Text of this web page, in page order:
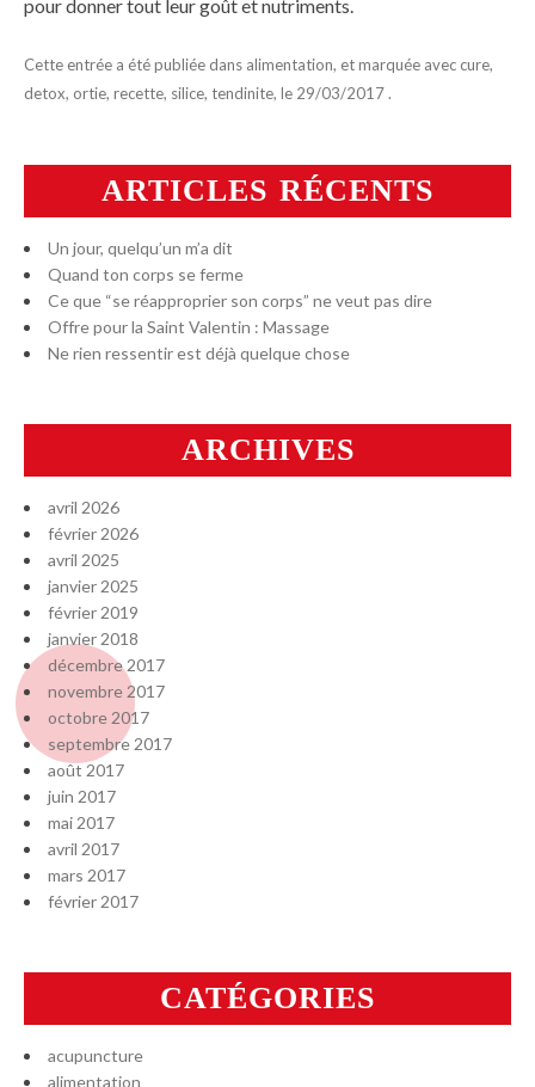
pour donner tout leur goût et nutriments.
Cette entrée a été publiée dans alimentation, et marquée avec cure,
detox, ortie, recette, silice, tendinite, le 29/03/2017.
ARTICLES RÉCENTS
Un jour, quelqu’un m’a dit
Quand ton corps se ferme
Ce que “se réapproprier son corps” ne veut pas dire
Offre pour la Saint Valentin : Massage
Ne rien ressentir est déjà quelque chose
ARCHIVES
avril 2026
février 2026
avril 2025
janvier 2025
février 2019
janvier 2018
décembre 2017
novembre 2017
octobre 2017
septembre 2017
août 2017
juin 2017
mai 2017
avril 2017
mars 2017
février 2017
CATÉGORIES
acupuncture
alimentation